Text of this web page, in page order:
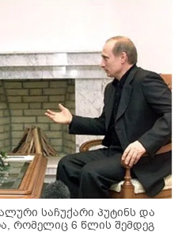
საჩუქარი პუტინს და
რომელიც 6 წლის შემდეგ